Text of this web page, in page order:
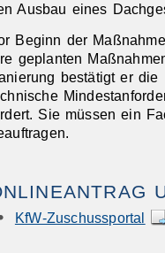
Ausbau eines
Beginn der
geplanten
bestätigt er die
Sie müssen ein
KfW-Zuschussportal